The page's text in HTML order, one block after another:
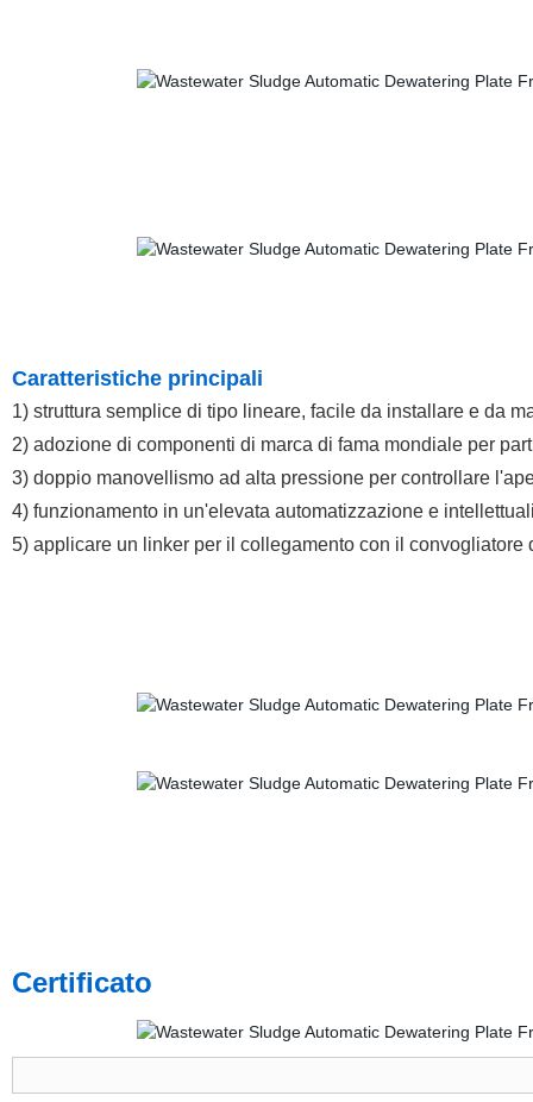
Caratteristiche principali
1) struttura semplice di tipo lineare, facile da installare e da
2) adozione di componenti di marca di fama mondiale per
3) doppio manovellismo ad alta pressione per controllare
4) funzionamento in un'elevata automatizzazione e
5) applicare un linker per il collegamento con il
Certificato